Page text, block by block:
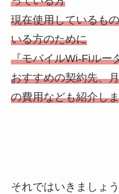
現在使用しているも
いる方のために
『モバイルWi-Fiルー
おすすめの契約先、
の費用なども紹介し
それではいきましょう